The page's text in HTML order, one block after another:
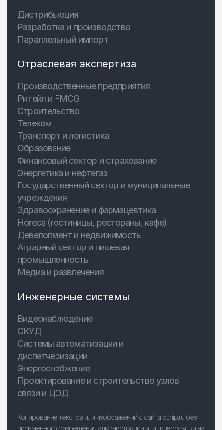
Дистрибьюция
Разработка и производство
Параллельный импорт
Отраслевая экспертиза
Производственные предприятия
Ритейл и FMCG
Строительство
Телеком
Транспорт и логистика
Образование
Финансовый сектор и страхование
Энергетика и нефтегаз
Государственный сектор и муниципальные
учреждения
Здравоохранение и фармацевтика
Horeca (гостиницы, рестораны, кафе)
Девелопмент и недвижимость
Аграрный сектор и пищевая
промышленность
Медиа и развлечения
Инженерные системы
Видеонаблюдение
СКУД
Системы автоматизации и
диспетчеризации
Энергоснабжение
Проектирование и строительство узлов
связи и ЦОД
Копирование текстов или изображений с сайта ochip.ru без
письменного разрешения администрации или гиперссылки на